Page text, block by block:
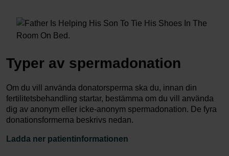
Typer av spermadonation
Om du vill använda donatorsperma ska du, innan din
fertilitetsbehandling startar, bestämma om du vill använda
dig av anonym eller icke-anonym spermadonation. De fyra
donationsformerna beskrivs nedan.
Ladda ner patientinformationen